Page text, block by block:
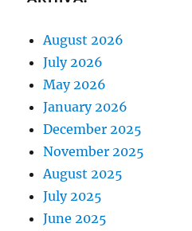
August 2026
July 2026
May 2026
January 2026
December 2025
November 2025
August 2025
July 2025
June 2025